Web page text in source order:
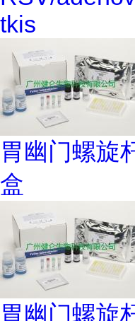
tkis
胃幽门螺旋
盒
胃幽门螺旋